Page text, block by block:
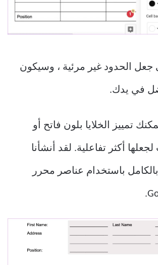
جعل الحدود غير مرئية ، وسيكون
في يدك.
تمييز الخلايا بلون فاتح أو
أكثر تفاعلية. لقد أنشأنا
بالكامل باستخدام عناصر محرر